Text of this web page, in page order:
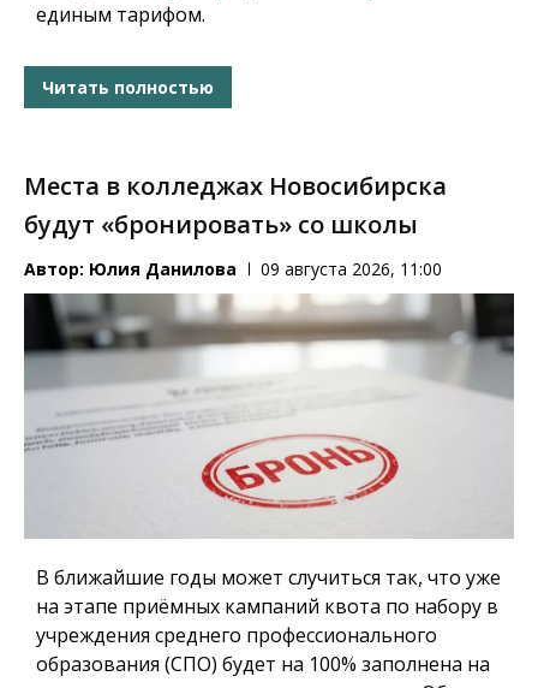
единым тарифом.
Читать полностью
Места в колледжах Новосибирска
будут «бронировать» со школы
Автор: Юлия Данилова 09 августа 2026, 11:00
В ближайшие годы может случиться так, что уже
на этапе приёмных кампаний квота по набору в
учреждения среднего профессионального
образования (СПО) будет на 100% заполнена на